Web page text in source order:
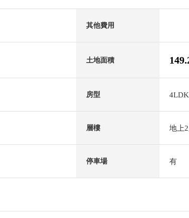
其他費用
土地面積
房型 4LDK
層樓 地上
停車場 有